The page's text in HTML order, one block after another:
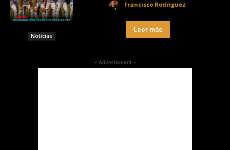
Noticias
Francisco Rodríguez
Leer más
- Advertisment -